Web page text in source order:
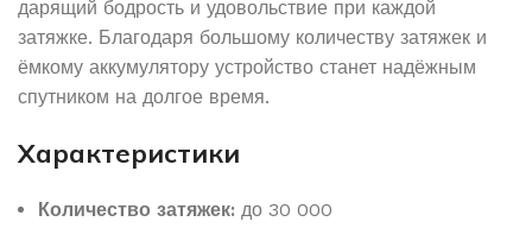
дарящий бодрость и удовольствие при каждой
затяжке. Благодаря большому количеству затяжек и
ёмкому аккумулятору устройство станет надёжным
спутником на долгое время.
Характеристики
Количество затяжек: до 30 000